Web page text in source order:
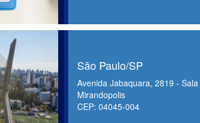
São Paulo/SP
Avenida Jabaquara, 2819 -
Mirandopolis
CEP: 04045-004